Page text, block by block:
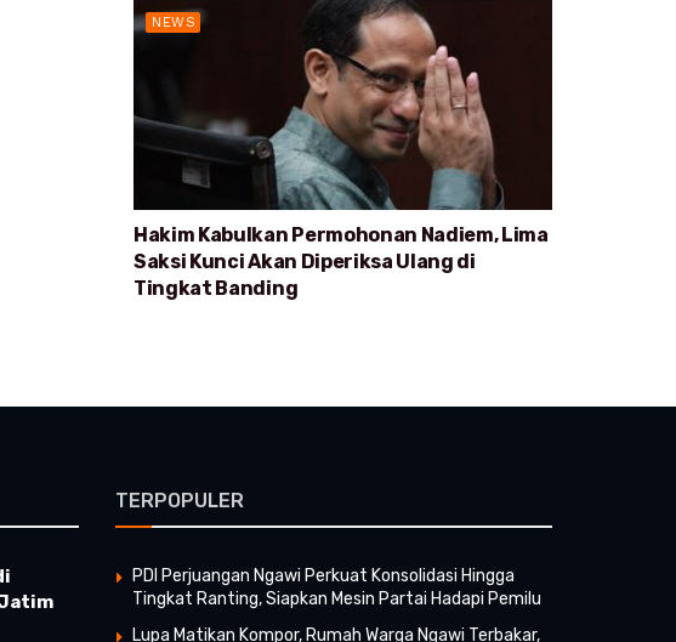
NEWS
Hakim Kabulkan Permohonan Nadiem, Lima
Saksi Kunci Akan Diperiksa Ulang di
Tingkat Banding
TERPOPULER
PDI Perjuangan Ngawi Perkuat Konsolidasi Hingga
Tingkat Ranting, Siapkan Mesin Partai Hadapi Pemilu
Lupa Matikan Kompor, Rumah Warga Ngawi Terbakar,